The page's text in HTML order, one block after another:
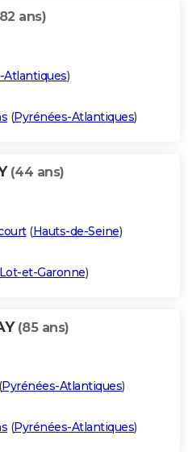
ans)
Atlantiques)
(Pyrénées-Atlantiques)
(44 ans)
(Hauts-de-Seine)
et-Garonne)
(85 ans)
(Pyrénées-Atlantiques)
(Pyrénées-Atlantiques)